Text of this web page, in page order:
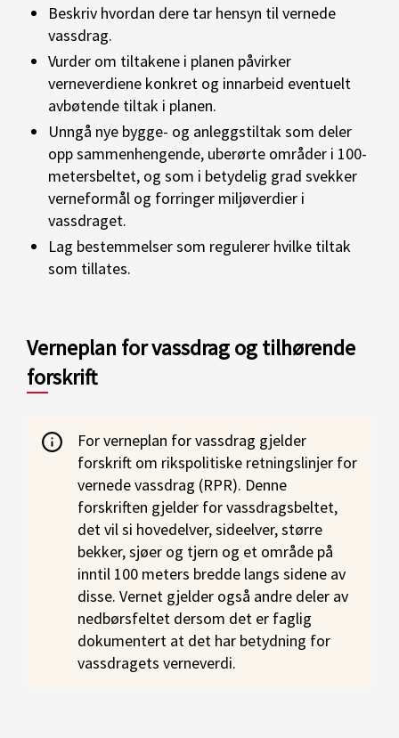
Beskriv hvordan dere tar hensyn til vernede
vassdrag.
Vurder om tiltakene i planen påvirker
verneverdiene konkret og innarbeid eventuelt
avbøtende tiltak i planen.
Unngå nye bygge- og anleggstiltak som deler
opp sammenhengende, uberørte områder i 100-
metersbeltet, og som i betydelig grad svekker
verneformål og forringer miljøverdier i
vassdraget.
Lag bestemmelser som regulerer hvilke tiltak
som tillates.
Verneplan for vassdrag og tilhørende
forskrift
For verneplan for vassdrag gjelder
forskrift om rikspolitiske retningslinjer for
vernede vassdrag (RPR). Denne
forskriften gjelder for vassdragsbeltet,
det vil si hovedelver, sideelver, større
bekker, sjøer og tjern og et område på
inntil 100 meters bredde langs sidene av
disse. Vernet gjelder også andre deler av
nedbørsfeltet dersom det er faglig
dokumentert at det har betydning for
vassdragets verneverdi.